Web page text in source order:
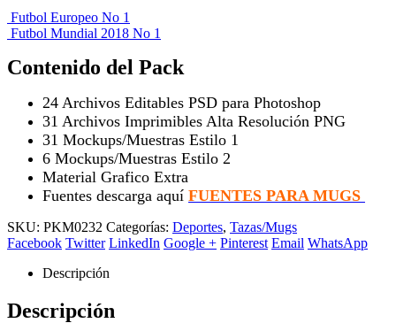
Futbol Europeo No 1
Futbol Mundial 2018 No 1
Contenido del Pack
24 Archivos Editables PSD para Photoshop
31 Archivos Imprimibles Alta Resolución PNG
31 Mockups/Muestras Estilo 1
6 Mockups/Muestras Estilo 2
Material Grafico Extra
Fuentes descarga aquí FUENTES PARA MUGS
SKU: PKM0232 Categorías: Deportes, Tazas/Mugs
Facebook Twitter LinkedIn Google + Pinterest Email WhatsApp
Descripción
Descripción